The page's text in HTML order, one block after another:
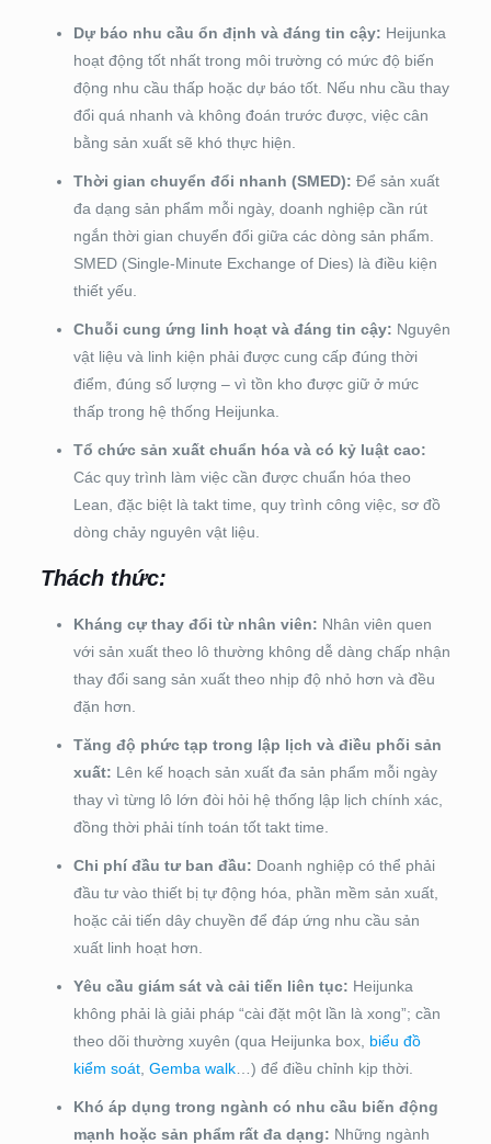
Dự báo nhu cầu ổn định và đáng tin cậy: Heijunka
hoạt động tốt nhất trong môi trường có mức độ biến
động nhu cầu thấp hoặc dự báo tốt. Nếu nhu cầu thay
đổi quá nhanh và không đoán trước được, việc cân
bằng sản xuất sẽ khó thực hiện.
Thời gian chuyển đổi nhanh (SMED): Để sản xuất
đa dạng sản phẩm mỗi ngày, doanh nghiệp cần rút
ngắn thời gian chuyển đổi giữa các dòng sản phẩm.
SMED (Single-Minute Exchange of Dies) là điều kiện
thiết yếu.
Chuỗi cung ứng linh hoạt và đáng tin cậy: Nguyên
vật liệu và linh kiện phải được cung cấp đúng thời
điểm, đúng số lượng – vì tồn kho được giữ ở mức
thấp trong hệ thống Heijunka.
Tổ chức sản xuất chuẩn hóa và có kỷ luật cao:
Các quy trình làm việc cần được chuẩn hóa theo
Lean, đặc biệt là takt time, quy trình công việc, sơ đồ
dòng chảy nguyên vật liệu.
Thách thức:
Kháng cự thay đổi từ nhân viên: Nhân viên quen
với sản xuất theo lô thường không dễ dàng chấp nhận
thay đổi sang sản xuất theo nhịp độ nhỏ hơn và đều
đặn hơn.
Tăng độ phức tạp trong lập lịch và điều phối sản
xuất: Lên kế hoạch sản xuất đa sản phẩm mỗi ngày
thay vì từng lô lớn đòi hỏi hệ thống lập lịch chính xác,
đồng thời phải tính toán tốt takt time.
Chi phí đầu tư ban đầu: Doanh nghiệp có thể phải
đầu tư vào thiết bị tự động hóa, phần mềm sản xuất,
hoặc cải tiến dây chuyền để đáp ứng nhu cầu sản
xuất linh hoạt hơn.
Yêu cầu giám sát và cải tiến liên tục: Heijunka
không phải là giải pháp “cài đặt một lần là xong”; cần
theo dõi thường xuyên (qua Heijunka box, biểu đồ
kiểm soát, Gemba walk…) để điều chỉnh kịp thời.
Khó áp dụng trong ngành có nhu cầu biến động
mạnh hoặc sản phẩm rất đa dạng: Những ngành